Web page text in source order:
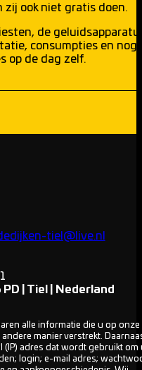
ook niet gratis doen.
de
consumpties en nog
op de dag zelf.
tiel@live.nl
| Tiel | Nederland
alle informatie die u op onze
manier verstrekt.
adres dat wordt gebruikt om
login; e-mail adres;